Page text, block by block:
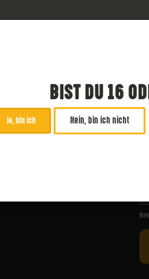
BIST DU 16
Ja, bin ich Nein, bin ich nicht